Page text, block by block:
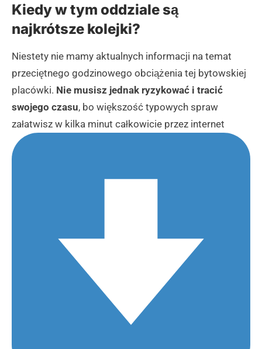
Kiedy w tym oddziale są
najkrótsze kolejki?
Niestety nie mamy aktualnych informacji na temat
przeciętnego godzinowego obciążenia tej bytowskiej
placówki. Nie musisz jednak ryzykować i tracić
swojego czasu, bo większość typowych spraw
załatwisz w kilka minut całkowicie przez internet